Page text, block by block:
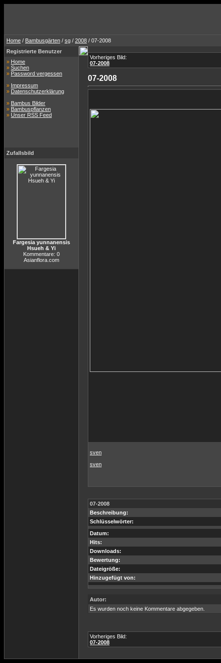
Home / Bambusgärten / sg / 2008 / 07-2008
Registrierte Benutzer
» Home
» Suchen
» Password vergessen
» Impressum
» Datenschutzerklärung
» Bambus Bilder
» Bambuspflanzen
» Unser RSS Feed
Zufallsbild
Fargesia yunnanensis
Hsueh & Yi
Kommentare: 0
Asianflora.com
Vorheriges Bild:
07-2008
07-2008
sven
sven
07-2008
Beschreibung:
Schlüsselwörter:
Datum:
Hits:
Downloads:
Bewertung:
Dateigröße:
Hinzugefügt von:
Autor:
Es wurden noch keine Kommentare abgegeben.
Vorheriges Bild:
07-2008